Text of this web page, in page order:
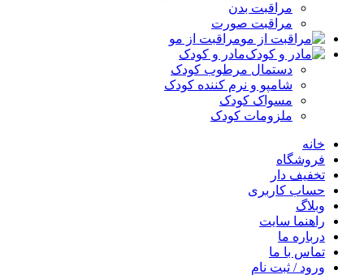
مراقبت بدن
مراقبت صورت
مراقبت از مو
مادر و کودک
دستمال مرطوب کودک
شامپو و نرم کننده کودک
مسواک کودک
ملزومات کودک
خانه
فروشگاه
تخفیف دار
حساب کاربری
وبلاگ
راهنما سایت
درباره ما
تماس با ما
ورود / ثبت نام